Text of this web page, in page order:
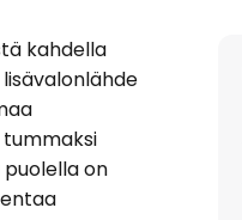
kahdella
tummaksi
on